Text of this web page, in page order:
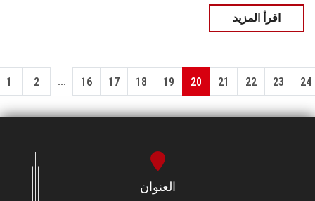
اقرأ المزيد
1 2 ... 16 17 18 19 20 21 22 23 24
العنوان